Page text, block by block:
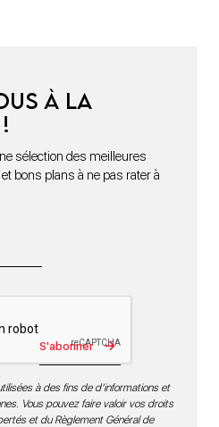
à la
sélection des meilleures
bons plans à ne pas rater à
S'abonner
à des fins de d’informations et
Vous pouvez faire valoir vos droits
et du Règlement Général de